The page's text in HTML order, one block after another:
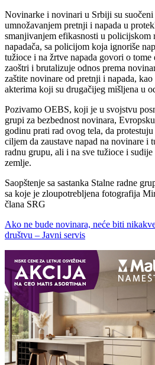
Novinarke i novinari u Srbiji su suočeni
umnožavanjem pretnji i napada u
smanjivanjem efikasnosti u policijskom
napadača, sa policijom koja ignoriše
tužioce i na žrtve napada govori o
zaoštri i brutalizuje odnos prema
zaštite novinare od pretnji i napada,
akterima koji su drugačijeg mišljena u
Pozivamo OEBS, koji je u svojstvu
grupi za bezbednost novinara,
godinu prati rad ovog tela, da
ciljem da zaustave napad na novinare i
radnu grupu, ali i na sve tužioce i
zemlje.
Saopštenje sa sastanka Stalne radne
sa koje je zloupotrebljena fotografija
člana SRG
Ako ne bude novinara, neće biti
društvu – Javni servis